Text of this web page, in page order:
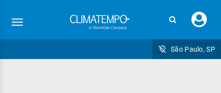
seu
São Paulo, SP